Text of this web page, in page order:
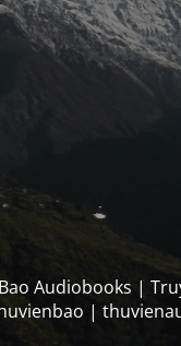
Audiobooks |
|